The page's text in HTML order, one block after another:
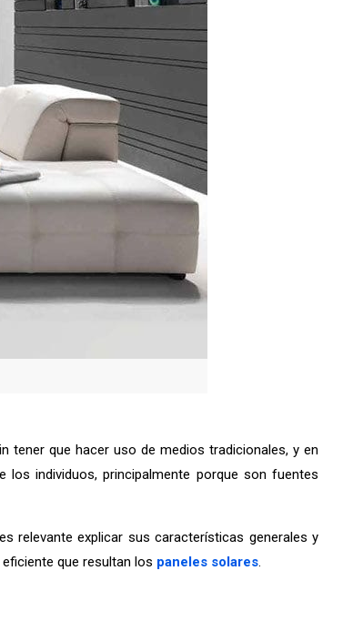
tener que hacer uso de medios tradicionales, y en
individuos, principalmente porque son fuentes
relevante explicar sus características generales y
que resultan los paneles solares.